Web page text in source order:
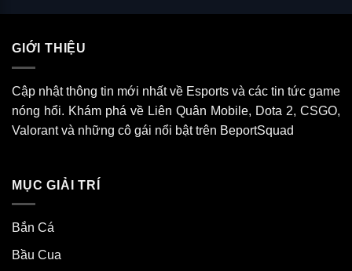
GIỚI THIỆU
Cập nhật thông tin mới nhất về Esports và các tin tức game
nóng hổi. Khám phá về Liên Quân Mobile, Dota 2, CSGO,
Valorant và những cô gái nổi bật trên BeportSquad
MỤC GIẢI TRÍ
Bắn Cá
Bầu Cua